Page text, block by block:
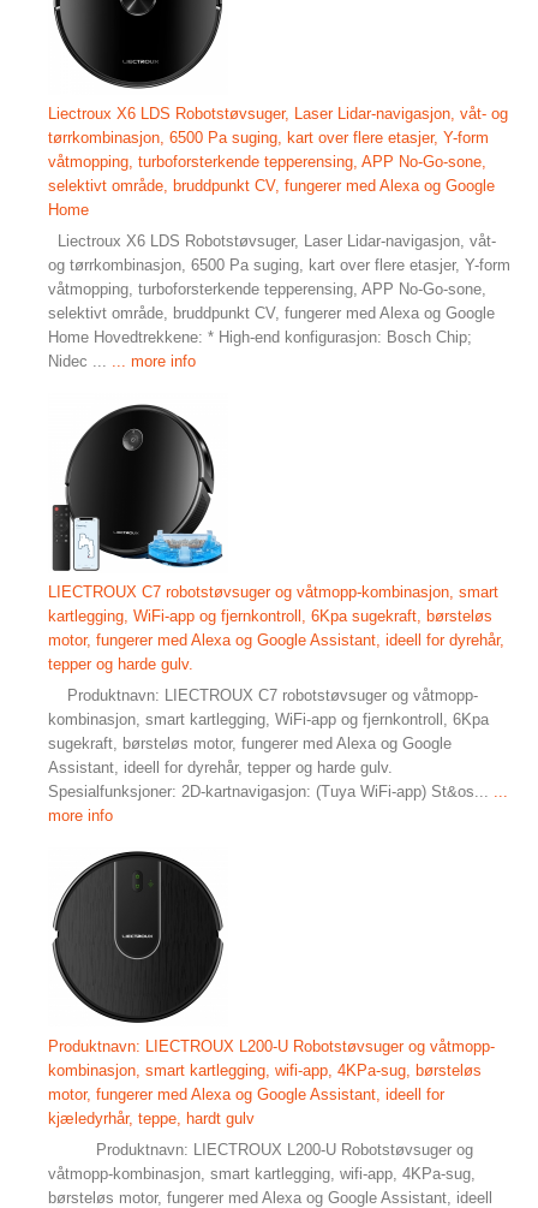
Liectroux X6 LDS Robotstøvsuger, Laser Lidar-navigasjon, våt- og
tørrkombinasjon, 6500 Pa suging, kart over flere etasjer, Y-form
våtmopping, turboforsterkende tepperensing, APP No-Go-sone,
selektivt område, bruddpunkt CV, fungerer med Alexa og Google
Home
Liectroux X6 LDS Robotstøvsuger, Laser Lidar-navigasjon, våt-
og tørrkombinasjon, 6500 Pa suging, kart over flere etasjer, Y-form
våtmopping, turboforsterkende tepperensing, APP No-Go-sone,
selektivt område, bruddpunkt CV, fungerer med Alexa og Google
Home Hovedtrekkene: * High-end konfigurasjon: Bosch Chip;
Nidec ...
... more info
LIECTROUX C7 robotstøvsuger og våtmopp-kombinasjon, smart
kartlegging, WiFi-app og fjernkontroll, 6Kpa sugekraft, børsteløs
motor, fungerer med Alexa og Google Assistant, ideell for dyrehår,
tepper og harde gulv.
Produktnavn: LIECTROUX C7 robotstøvsuger og våtmopp-
kombinasjon, smart kartlegging, WiFi-app og fjernkontroll, 6Kpa
sugekraft, børsteløs motor, fungerer med Alexa og Google
Assistant, ideell for dyrehår, tepper og harde gulv.
Spesialfunksjoner: 2D-kartnavigasjon: (Tuya WiFi-app) St&os...
more info
Produktnavn: LIECTROUX L200-U Robotstøvsuger og våtmopp-
kombinasjon, smart kartlegging, wifi-app, 4KPa-sug, børsteløs
motor, fungerer med Alexa og Google Assistant, ideell for
kjæledyrhår, teppe, hardt gulv
Produktnavn: LIECTROUX L200-U Robotstøvsuger og
våtmopp-kombinasjon, smart kartlegging, wifi-app, 4KPa-sug,
børsteløs motor, fungerer med Alexa og Google Assistant, ideell